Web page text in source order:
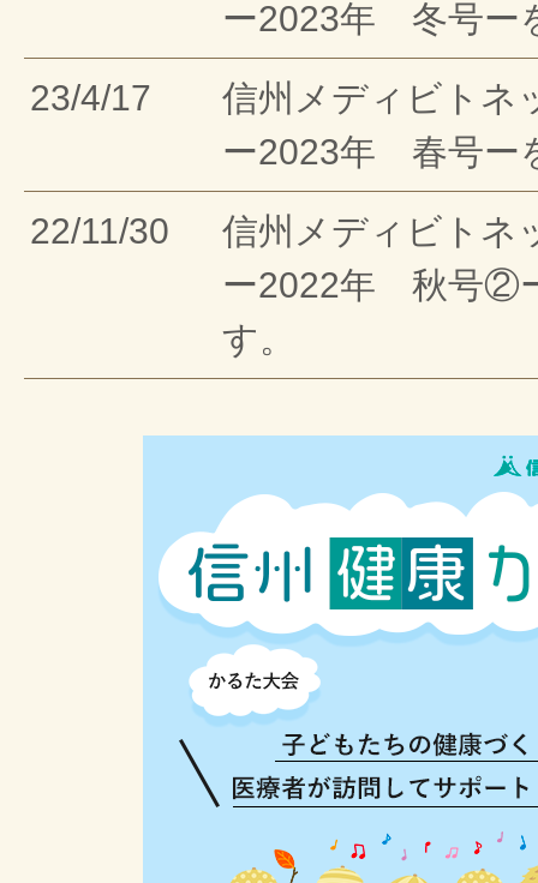
ー2023年 冬号ー
23/4/17
信州メディビトネ
ー2023年 春号ー
22/11/30
信州メディビトネ
ー2022年 秋号②
す。